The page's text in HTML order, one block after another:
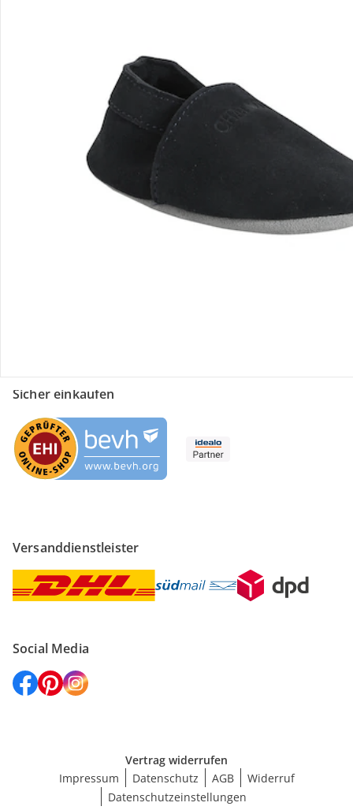
Gutscheine & Aktionen
Kontakt & Service
Filialen & Beratung
Sicher einkaufen
Versanddienstleister
Social Media
Vertrag widerrufen
Impressum
Datenschutz AGB
Widerruf
Datenschutzeinstellungen